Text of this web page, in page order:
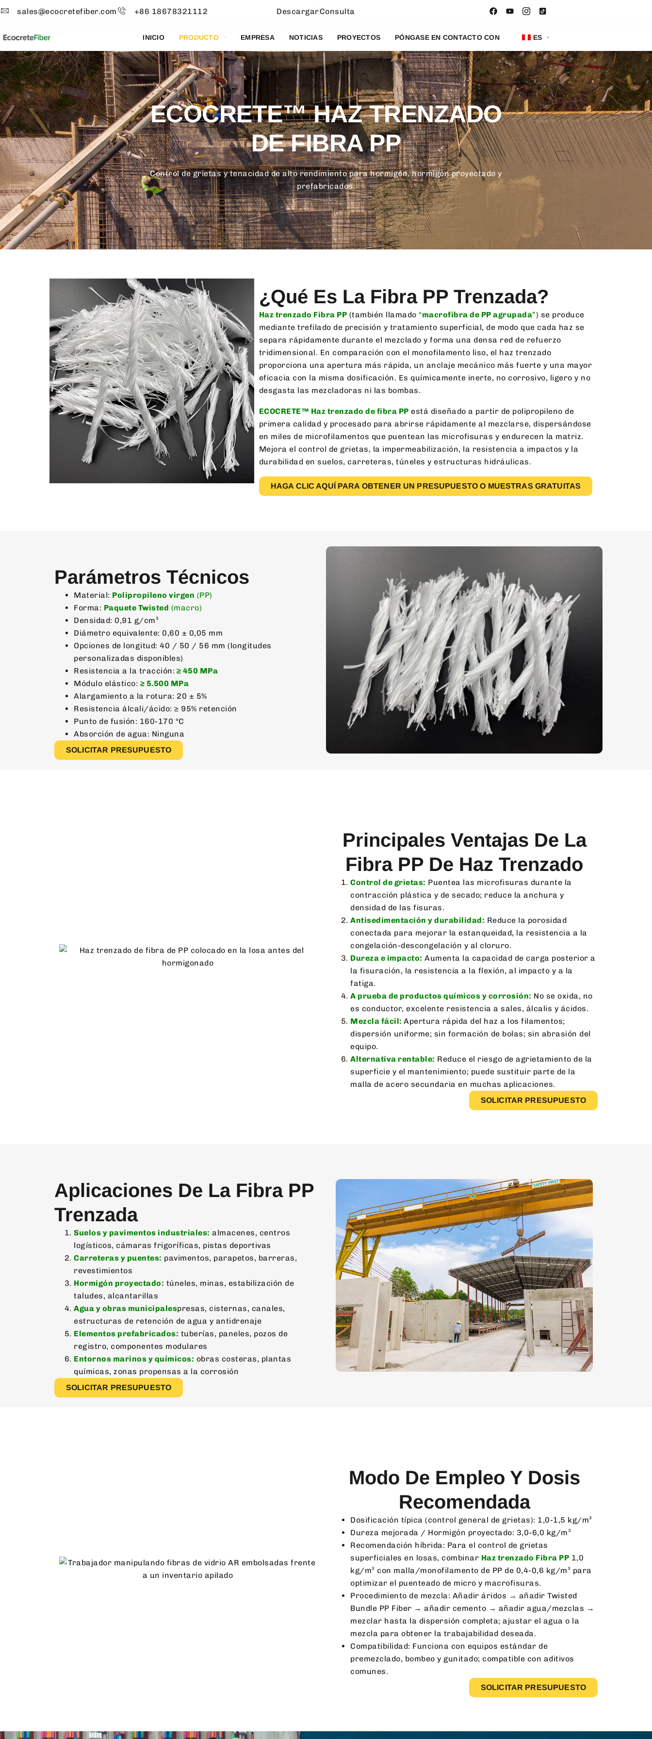
sales@ecocretefiber.com +86 18678321112 DescargarConsulta
INICIO PRODUCTO EMPRESA NOTICIAS PROYECTOS PÓNGASE EN CONTACTO CON ES
ECOCRETE™ HAZ TRENZADO
DE FIBRA PP
Control de grietas y tenacidad de alto rendimiento para hormigón, hormigón proyectado y
prefabricados.
¿Qué Es La Fibra PP Trenzada?
Haz trenzado Fibra PP (también llamado“macrofibra de PP agrupada”) se produce
mediante trefilado de precisión y tratamiento superficial, de modo que cada haz se
separa rápidamente durante el mezclado y forma una densa red de refuerzo
tridimensional. En comparación con el monofilamento liso, el haz trenzado
proporciona una apertura más rápida, un anclaje mecánico más fuerte y una mayor
eficacia con la misma dosificación. Es químicamente inerte, no corrosivo, ligero y no
desgasta las mezcladoras ni las bombas.
ECOCRETE™ Haz trenzado de fibra PP está diseñado a partir de polipropileno de
primera calidad y procesado para abrirse rápidamente al mezclarse, dispersándose
en miles de microfilamentos que puentean las microfisuras y endurecen la matriz.
Mejora el control de grietas, la impermeabilización, la resistencia a impactos y la
durabilidad en suelos, carreteras, túneles y estructuras hidráulicas.
HAGA CLIC AQUÍ PARA OBTENER UN PRESUPUESTO O MUESTRAS GRATUITAS
Parámetros Técnicos
Material: Polipropileno virgen (PP)
Forma: Paquete Twisted (macro)
Densidad: 0,91 g/cm³
Diámetro equivalente: 0,60 ± 0,05 mm
Opciones de longitud: 40 / 50 / 56 mm (longitudes
personalizadas disponibles)
Resistencia a la tracción: ≥ 450 MPa
Módulo elástico: ≥ 5.500 MPa
Alargamiento a la rotura: 20 ± 5%
Resistencia álcali/ácido: ≥ 95% retención
Punto de fusión: 160-170 °C
Absorción de agua: Ninguna
SOLICITAR PRESUPUESTO
Principales Ventajas De La
Fibra PP De Haz Trenzado
Control de grietas: Puentea las microfisuras durante la
contracción plástica y de secado; reduce la anchura y
densidad de las fisuras.
Antisedimentación y durabilidad: Reduce la porosidad
conectada para mejorar la estanqueidad, la resistencia a la
congelación-descongelación y al cloruro.
Dureza e impacto: Aumenta la capacidad de carga posterior a
la fisuración, la resistencia a la flexión, al impacto y a la
fatiga.
A prueba de productos químicos y corrosión: No se oxida, no
es conductor, excelente resistencia a sales, álcalis y ácidos.
Mezcla fácil: Apertura rápida del haz a los filamentos;
dispersión uniforme; sin formación de bolas; sin abrasión del
equipo.
Alternativa rentable: Reduce el riesgo de agrietamiento de la
superficie y el mantenimiento; puede sustituir parte de la
malla de acero secundaria en muchas aplicaciones.
SOLICITAR PRESUPUESTO
Aplicaciones De La Fibra PP
Trenzada
Suelos y pavimentos industriales: almacenes, centros
logísticos, cámaras frigoríficas, pistas deportivas
Carreteras y puentes: pavimentos, parapetos, barreras,
revestimientos
Hormigón proyectado: túneles, minas, estabilización de
taludes, alcantarillas
Agua y obras municipalespresas, cisternas, canales,
estructuras de retención de agua y antidrenaje
Elementos prefabricados: tuberías, paneles, pozos de
registro, componentes modulares
Entornos marinos y químicos: obras costeras, plantas
químicas, zonas propensas a la corrosión
SOLICITAR PRESUPUESTO
Modo De Empleo Y Dosis
Recomendada
Dosificación típica (control general de grietas): 1,0-1,5 kg/m³
Dureza mejorada / Hormigón proyectado: 3,0-6,0 kg/m³
Recomendación híbrida: Para el control de grietas
superficiales en losas, combinar Haz trenzado Fibra PP 1,0
kg/m³ con malla/monofilamento de PP de 0,4-0,6 kg/m³ para
optimizar el puenteado de micro y macrofisuras.
Procedimiento de mezcla: Añadir áridos → añadir Twisted
Bundle PP Fiber → añadir cemento → añadir agua/mezclas →
mezclar hasta la dispersión completa; ajustar el agua o la
mezcla para obtener la trabajabilidad deseada.
Compatibilidad: Funciona con equipos estándar de
premezclado, bombeo y gunitado; compatible con aditivos
comunes.
SOLICITAR PRESUPUESTO